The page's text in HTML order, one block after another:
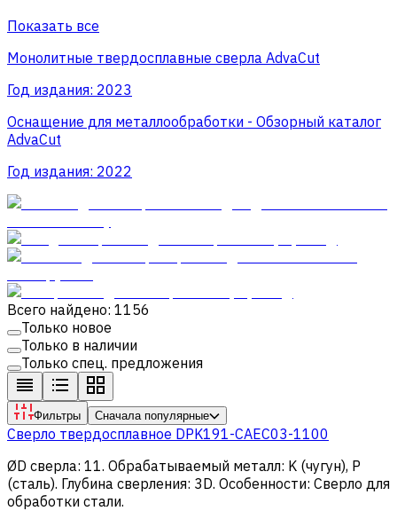
Показать все
Монолитные твердосплавные сверла AdvaCut
Год издания: 2023
Оснащение для металлообработки - Обзорный каталог
AdvaCut
Год издания: 2022
Всего найдено: 1156
Только новое
Только в наличии
Только спец. предложения
Фильтры Сначала популярные
Сверло твердосплавное DPK191-CAEC03-1100
ØD сверла: 11. Обрабатываемый металл: K (чугун), Р
(сталь). Глубина сверления: 3D. Особенности: Сверло для
обработки стали.